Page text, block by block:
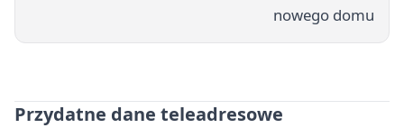
nowego domu
Przydatne dane teleadresowe